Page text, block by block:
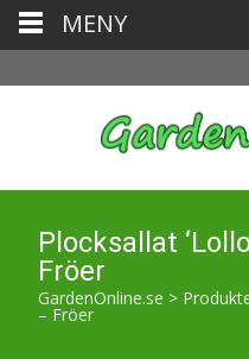
Plocksallat
Fröer
GardenOnline.se >
– Fröer
MENY